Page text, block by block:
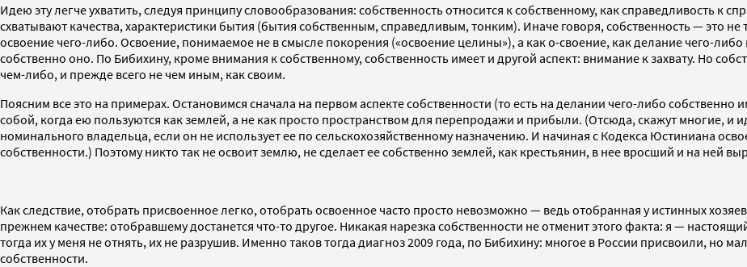
Идею эту легче ухватить, следуя принципу словообразования: собственность относится к собственному, как справедливость к
схватывают качества, характеристики бытия (бытия собственным, справедливым, тонким). Иначе говоря, собственность — это
освоение чего-либо. Освоение, понимаемое не в смысле покорения («освоение целины»), а как о-своение, как делание чего-
собственно оно. По Бибихину, кроме внимания к собственному, собственность имеет и другой аспект: внимание к захвату. Но
чем-либо, и прежде всего не чем иным, как своим.
Поясним все это на примерах. Остановимся сначала на первом аспекте собственности (то есть на делании чего-либо
собой, когда ею пользуются как землей, а не как просто пространством для перепродажи и прибыли. (Отсюда, скажут многие, и
номинального владельца, если он не использует ее по сельскохозяйственному назначению. И начиная с Кодекса Юстиниана
собственности.) Поэтому никто так не освоит землю, не сделает ее собственно землей, как крестьянин, в нее вросший и на ней
Как следствие, отобрать присвоенное легко, отобрать освоенное часто просто невозможно — ведь отобранная у истинных
прежнем качестве: отобравшему достанется что-то другое. Никакая нарезка собственности не отменит этого факта: я —
тогда их у меня не отнять, их не разрушив. Именно таков тогда диагноз 2009 года, по Бибихину: многое в России присвоили, но
собственности.